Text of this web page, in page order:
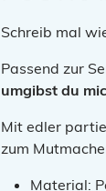
Schreib mal
Passend zur
umgibst du
Mit edler
zum
Material: